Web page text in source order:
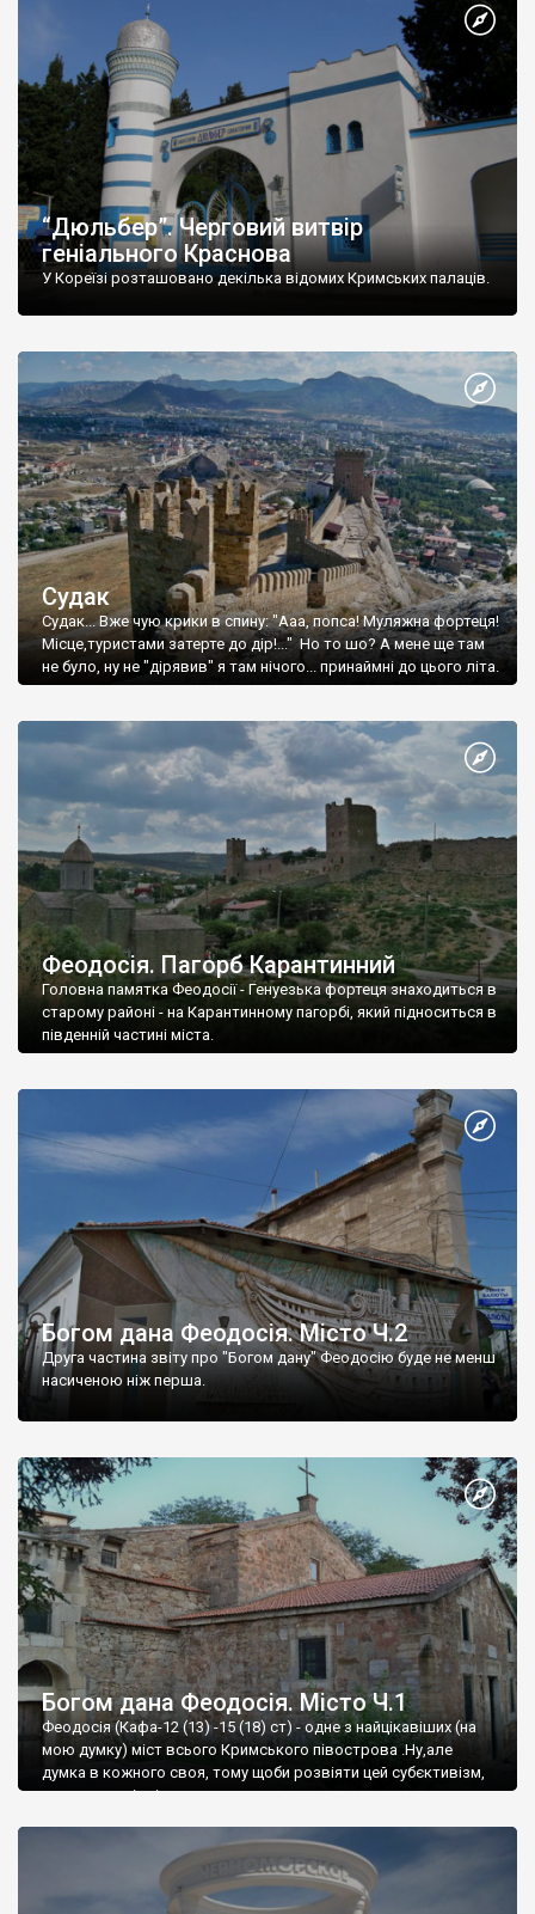
“Дюльбер”. Черговий витвір
геніального Краснова
У Кореїзі розташовано декілька відомих Кримських палаців.
Судак
Судак... Вже чую крики в спину: "Ааа, попса! Муляжна фортеця!
Місце,туристами затерте до дір!..." Но то шо? А мене ще там
не було, ну не "дірявив" я там нічого... принаймні до цього літа.
Феодосія. Пагорб Карантинний
Головна памятка Феодосії - Генуезька фортеця знаходиться в
старому районі - на Карантинному пагорбі, який підноситься в
південній частині міста.
Богом дана Феодосія. Місто Ч.2
Друга частина звіту про "Богом дану" Феодосію буде не менш
насиченою ніж перша.
Богом дана Феодосія. Місто Ч.1
Феодосія (Кафа-12 (13) -15 (18) ст) - одне з найцікавіших (на
мою думку) міст всього Кримського півострова .Ну,але
думка в кожного своя, тому щоби розвіяти цей субєктивізм,
запрошую відвідати це